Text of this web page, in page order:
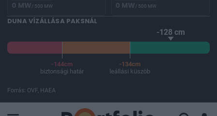
0 MW/ 500 MW 0 MW/ 500 MW
DUNA VÍZÁLLÁSA PAKSNÁL
-128 cm
-144cm
biztonsági határ
-134cm
leállási küszöb
Forrás: OVF, HAEA